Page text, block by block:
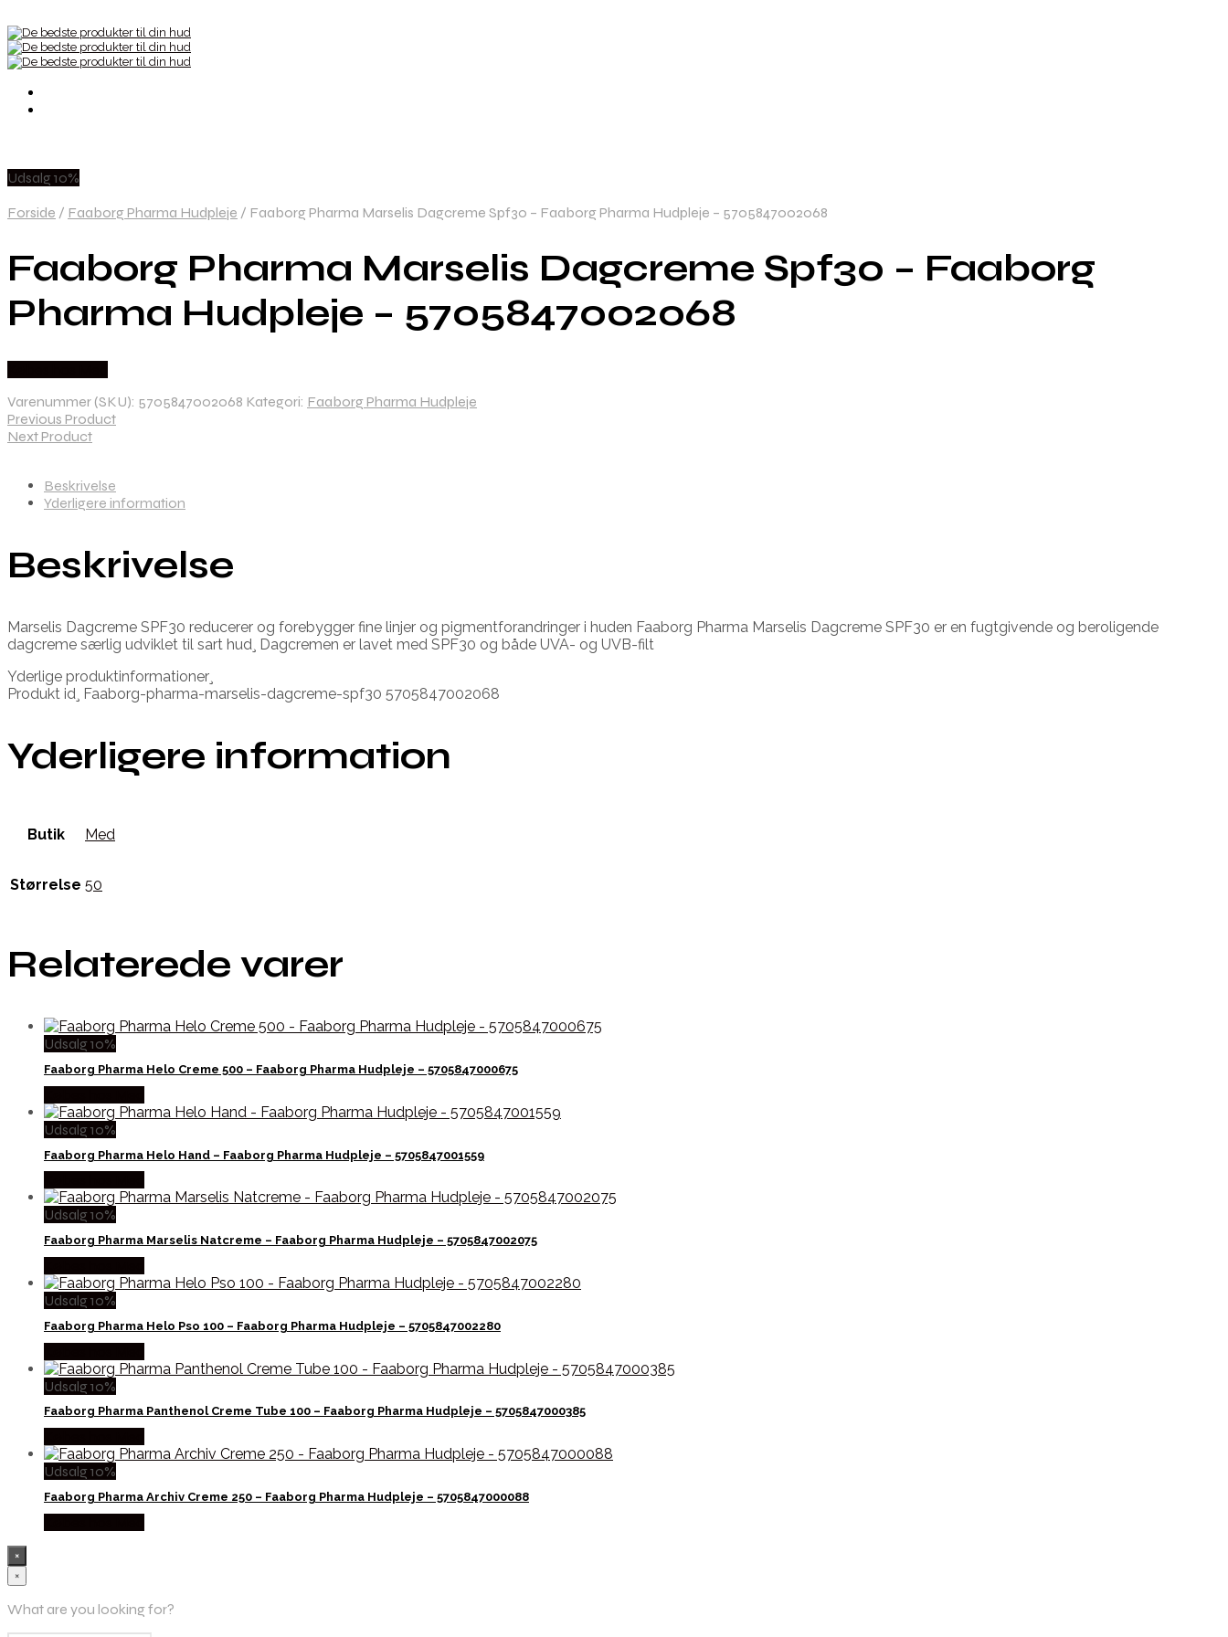
Udsalg 10%
Forside / Faaborg Pharma Hudpleje / Faaborg Pharma Marselis Dagcreme Spf30 – Faaborg Pharma Hudpleje – 5705847002068
Faaborg Pharma Marselis Dagcreme Spf30 – Faaborg
Pharma Hudpleje – 5705847002068
Varenummer (SKU): 5705847002068 Kategori: Faaborg Pharma Hudpleje
Previous Product
Next Product
Beskrivelse
Yderligere information
Beskrivelse
Marselis Dagcreme SPF30 reducerer og forebygger fine linjer og pigmentforandringer i huden Faaborg Pharma Marselis Dagcreme SPF30 er en fugtgivende og beroligende
dagcreme særlig udviklet til sart hud¸ Dagcremen er lavet med SPF30 og både UVA- og UVB-filt
Yderlige produktinformationer¸
Produkt id¸ Faaborg-pharma-marselis-dagcreme-spf30 5705847002068
Yderligere information
Butik Med
Størrelse 50
Relaterede varer
Udsalg 10%
Faaborg Pharma Helo Creme 500 – Faaborg Pharma Hudpleje – 5705847000675
Udsalg 10%
Faaborg Pharma Helo Hand – Faaborg Pharma Hudpleje – 5705847001559
Udsalg 10%
Faaborg Pharma Marselis Natcreme – Faaborg Pharma Hudpleje – 5705847002075
Udsalg 10%
Faaborg Pharma Helo Pso 100 – Faaborg Pharma Hudpleje – 5705847002280
Udsalg 10%
Faaborg Pharma Panthenol Creme Tube 100 – Faaborg Pharma Hudpleje – 5705847000385
Udsalg 10%
Faaborg Pharma Archiv Creme 250 – Faaborg Pharma Hudpleje – 5705847000088
×
×
What are you looking for?